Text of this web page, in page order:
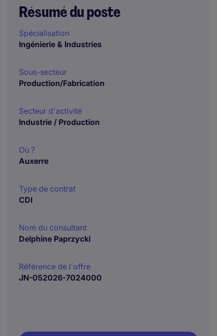
Résumé du poste
Spécialisation
Ingénierie & Industries
Sous-secteur
Production/Fabrication
Secteur d'activité
Industrie / Production
Où ?
Auxerre
Type de contrat
CDI
Nom du consultant
Delphine Paprzycki
Référence de l´offre
JN-052026-7024000